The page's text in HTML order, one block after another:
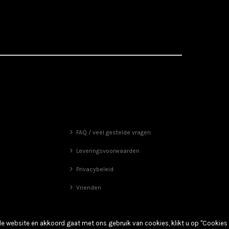
FAQ / veel gestelde vragen
Leveringsvoorwaarden
Privacybeleid
Vrienden
website en akkoord gaat met ons gebruik van cookies, klikt u op "Cookies